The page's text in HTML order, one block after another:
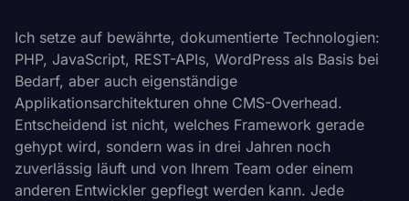
Ich setze auf bewährte, dokumentierte Technologien:
PHP, JavaScript, REST-APIs, WordPress als Basis bei
Bedarf, aber auch eigenständige
Applikationsarchitekturen ohne CMS-Overhead.
Entscheidend ist nicht, welches Framework gerade
gehypt wird, sondern was in drei Jahren noch
zuverlässig läuft und von Ihrem Team oder einem
anderen Entwickler gepflegt werden kann. Jede